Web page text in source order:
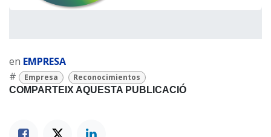
en EMPRESA
#
Empresa
Reconocimientos
COMPARTEIX AQUESTA PUBLICACIÓ